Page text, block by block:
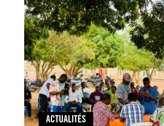
ACTUALITÉS